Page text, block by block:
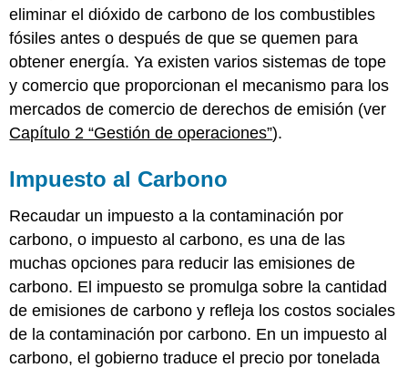
eliminar el dióxido de carbono de los combustibles
fósiles antes o después de que se quemen para
obtener energía. Ya existen varios sistemas de tope
y comercio que proporcionan el mecanismo para los
mercados de comercio de derechos de emisión (ver
Capítulo 2 “Gestión de operaciones”).
Impuesto al Carbono
Recaudar un impuesto a la contaminación por
carbono, o impuesto al carbono, es una de las
muchas opciones para reducir las emisiones de
carbono. El impuesto se promulga sobre la cantidad
de emisiones de carbono y refleja los costos sociales
de la contaminación por carbono. En un impuesto al
carbono, el gobierno traduce el precio por tonelada